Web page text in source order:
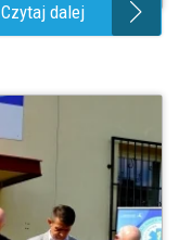
Czytaj dalej